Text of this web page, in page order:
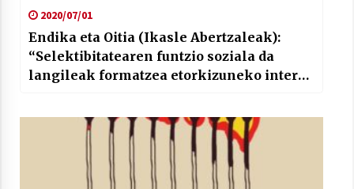
2020/07/01
Endika eta Oitia (Ikasle Abertzaleak):
“Selektibitatearen funtzio soziala da
langileak formatzea etorkizuneko interes